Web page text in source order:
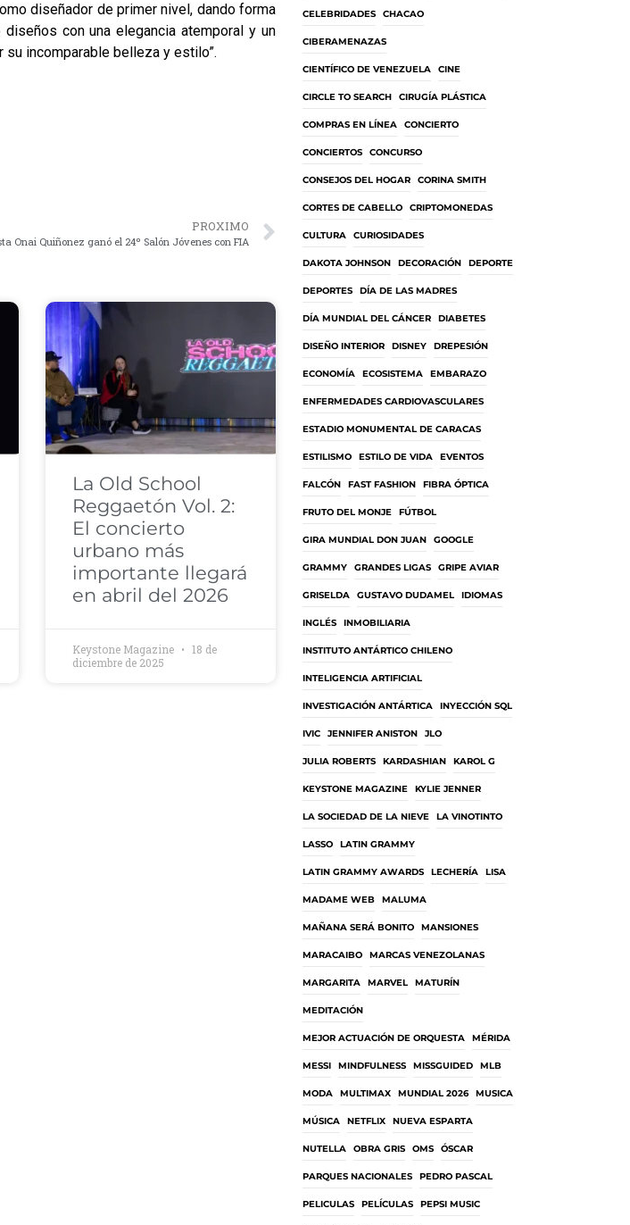
diseñador de primer nivel, dando forma
con una elegancia atemporal y un
incomparable belleza y estilo”.
PROXIMO
Onai Quiñonez ganó el 24º Salón Jóvenes con FIA
La Old School
Reggaetón Vol. 2:
El concierto
urbano más
importante llegará
en abril del 2026
Keystone Magazine
18 de
diciembre de 2025
CELEBRIDADES CHACAO
CIBERAMENAZAS
CIENTÍFICO DE VENEZUELA CINE
CIRCLE TO SEARCH CIRUGÍA PLÁSTICA
COMPRAS EN LÍNEA CONCIERTO
CONCIERTOS CONCURSO
CONSEJOS DEL HOGAR CORINA SMITH
CORTES DE CABELLO CRIPTOMONEDAS
CULTURA CURIOSIDADES
DAKOTA JOHNSON DECORACIÓN DEPORTE
DEPORTES DÍA DE LAS MADRES
DÍA MUNDIAL DEL CÁNCER DIABETES
DISEÑO INTERIOR DISNEY DREPESIÓN
ECONOMÍA ECOSISTEMA EMBARAZO
ENFERMEDADES CARDIOVASCULARES
ESTADIO MONUMENTAL DE CARACAS
ESTILISMO ESTILO DE VIDA EVENTOS
FALCÓN FAST FASHION FIBRA ÓPTICA
FRUTO DEL MONJE FÚTBOL
GIRA MUNDIAL DON JUAN GOOGLE
GRAMMY GRANDES LIGAS GRIPE AVIAR
GRISELDA GUSTAVO DUDAMEL IDIOMAS
INGLÉS INMOBILIARIA
INSTITUTO ANTÁRTICO CHILENO
INTELIGENCIA ARTIFICIAL
INVESTIGACIÓN ANTÁRTICA INYECCIÓN SQL
IVIC JENNIFER ANISTON JLO
JULIA ROBERTS KARDASHIAN KAROL G
KEYSTONE MAGAZINE KYLIE JENNER
LA SOCIEDAD DE LA NIEVE LA VINOTINTO
LASSO LATIN GRAMMY
LATIN GRAMMY AWARDS LECHERÍA LISA
MADAME WEB MALUMA
MAÑANA SERÁ BONITO MANSIONES
MARACAIBO MARCAS VENEZOLANAS
MARGARITA MARVEL MATURÍN
MEDITACIÓN
MEJOR ACTUACIÓN DE ORQUESTA MÉRIDA
MESSI MINDFULNESS MISSGUIDED MLB
MODA MULTIMAX MUNDIAL 2026 MUSICA
MÚSICA NETFLIX NUEVA ESPARTA
NUTELLA OBRA GRIS OMS ÓSCAR
PARQUES NACIONALES PEDRO PASCAL
PELICULAS PELÍCULAS PEPSI MUSIC